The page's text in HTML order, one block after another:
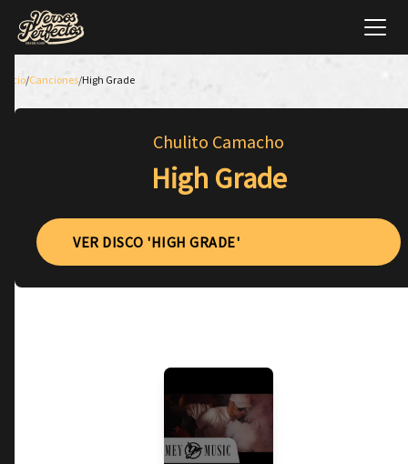
Inicio/Canciones/High Grade
Chulito Camacho
High Grade
VER DISCO 'HIGH GRADE'